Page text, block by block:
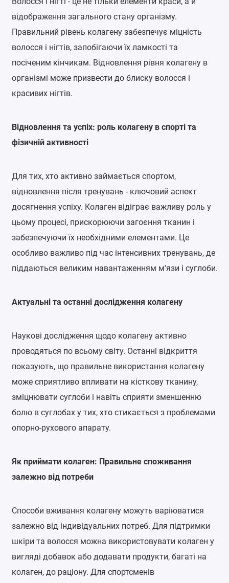
відображення загального стану організму.
Правильний рівень колагену забезпечує міцність
волосся і нігтів, запобігаючи їх ламкості та
посіченим кінчикам. Відновлення рівня колагену в
організмі може призвести до блиску волосся і
красивих нігтів.
Відновлення та успіх: роль колагену в спорті та
фізичній активності
Для тих, хто активно займається спортом,
відновлення після тренувань - ключовий аспект
досягнення успіху. Колаген відіграє важливу роль у
цьому процесі, прискорюючи загоєння тканин і
забезпечуючи їх необхідними елементами. Це
особливо важливо під час інтенсивних тренувань, де
піддаються великим навантаженням м'язи і суглоби.
Актуальні та останні дослідження колагену
Наукові дослідження щодо колагену активно
проводяться по всьому світу. Останні відкриття
показують, що правильне використання колагену
може сприятливо впливати на кісткову тканину,
зміцнювати суглоби і навіть сприяти зменшенню
болю в суглобах у тих, хто стикається з проблемами
опорно-рухового апарату.
Як приймати колаген: Правильне споживання
залежно від потреби
Способи вживання колагену можуть варіюватися
залежно від індивідуальних потреб. Для підтримки
шкіри та волосся можна використовувати колаген у
вигляді добавок або додавати продукти, багаті на
колаген, до раціону. Для спортсменів